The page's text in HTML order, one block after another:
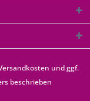
und ggf.
beschrieben